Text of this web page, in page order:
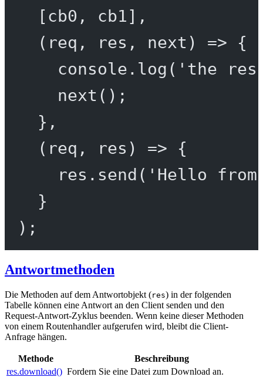
[cb0, cb1],
( req , res , next ) => {
console. log ( 'the
next ();
},
( req , res ) => {
res. send ( 'Hello
}
);
Antwortmethoden
Die Methoden auf dem Antwortobjekt (res) in der folgenden
Tabelle können eine Antwort an den Client senden und den
Request-Antwort-Zyklus beenden. Wenn keine dieser Methoden
von einem Routenhandler aufgerufen wird, bleibt die Client-
Anfrage hängen.
Methode
Beschreibung
res.download() Fordern Sie eine Datei zum Download an.